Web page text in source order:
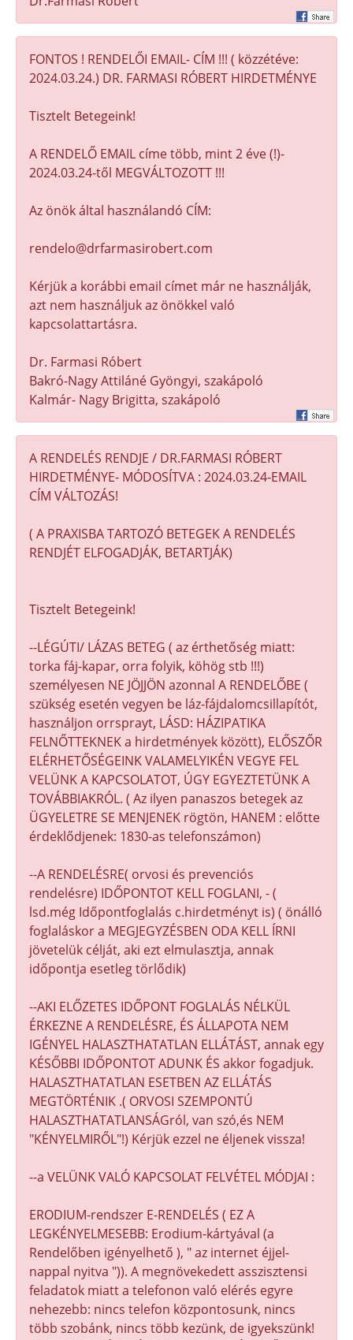
FONTOS ! RENDELŐI EMAIL- CÍM !!! ( közzétéve:
2024.03.24.) DR. FARMASI RÓBERT HIRDETMÉNYE
Tisztelt Betegeink!
A RENDELŐ EMAIL címe több, mint 2 éve (!)-
2024.03.24-től MEGVÁLTOZOTT !!!
Az önök által használandó CÍM:
rendelo@drfarmasirobert.com
Kérjük a korábbi email címet már ne használják,
azt nem használjuk az önökkel való
kapcsolattartásra.
Dr. Farmasi Róbert
Bakró-Nagy Attiláné Gyöngyi, szakápoló
Kalmár- Nagy Brigitta, szakápoló
A RENDELÉS RENDJE / DR.FARMASI RÓBERT
HIRDETMÉNYE- MÓDOSÍTVA : 2024.03.24-EMAIL
CÍM VÁLTOZÁS!
( A PRAXISBA TARTOZÓ BETEGEK A RENDELÉS
RENDJÉT ELFOGADJÁK, BETARTJÁK)
Tisztelt Betegeink!
--LÉGÚTI/ LÁZAS BETEG ( az érthetőség miatt:
torka fáj-kapar, orra folyik, köhög stb !!!)
személyesen NE JÖJJÖN azonnal A RENDELŐBE (
szükség esetén vegyen be láz-fájdalomcsillapítót,
használjon orrsprayt, LÁSD: HÁZIPATIKA
FELNŐTTEKNEK a hirdetmények között), ELŐSZŐR
ELÉRHETŐSÉGEINK VALAMELYIKÉN VEGYE FEL
VELÜNK A KAPCSOLATOT, ÚGY EGYEZTETÜNK A
TOVÁBBIAKRÓL. ( Az ilyen panaszos betegek az
ÜGYELETRE SE MENJENEK rögtön, HANEM : előtte
érdeklődjenek: 1830-as telefonszámon)
--A RENDELÉSRE( orvosi és prevenciós
rendelésre) IDŐPONTOT KELL FOGLANI, - (
lsd.még Időpontfoglalás c.hirdetményt is) ( önálló
foglaláskor a MEGJEGYZÉSBEN ODA KELL ÍRNI
jövetelük célját, aki ezt elmulasztja, annak
időpontja esetleg törlődik)
--AKI ELŐZETES IDŐPONT FOGLALÁS NÉLKÜL
ÉRKEZNE A RENDELÉSRE, ÉS ÁLLAPOTA NEM
IGÉNYEL HALASZTHATATLAN ELLÁTÁST, annak egy
KÉSŐBBI IDŐPONTOT ADUNK ÉS akkor fogadjuk.
HALASZTHATATLAN ESETBEN AZ ELLÁTÁS
MEGTÖRTÉNIK .( ORVOSI SZEMPONTÚ
HALASZTHATATLANSÁGról, van szó,és NEM
"KÉNYELMIRŐL"!) Kérjük ezzel ne éljenek vissza!
--a VELÜNK VALÓ KAPCSOLAT FELVÉTEL MÓDJAI :
ERODIUM-rendszer E-RENDELÉS ( EZ A
LEGKÉNYELMESEBB: Erodium-kártyával (a
Rendelőben igényelhető ), " az internet éjjel-
nappal nyitva ")). A megnövekedett asszisztensi
feladatok miatt a telefonon való elérés egyre
nehezebb: nincs telefon központosunk, nincs
több szobánk, nincs több kezünk, de igyekszünk!